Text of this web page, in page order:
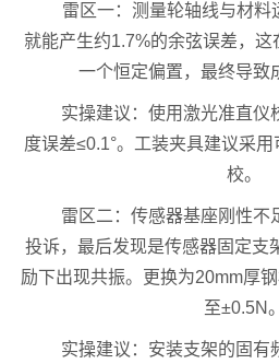
雷区一：测量轮轴线与材料
就能产生约1.7%的余弦误差，
一个恒定偏置，最终导致
实操建议：使用激光准直仪
度误差≤0.1°。工装夹具建议采
校。
雷区二：传感器基座刚性不
投诉，最后发现是传感器固定支
励下出现共振。更换为20mm厚
至±0.5N。
实操建议：安装支架的固有